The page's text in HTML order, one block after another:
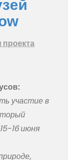
участие в
16 июня